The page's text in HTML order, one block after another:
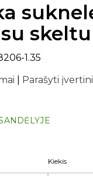
1.35
Parašyti
Kiekis